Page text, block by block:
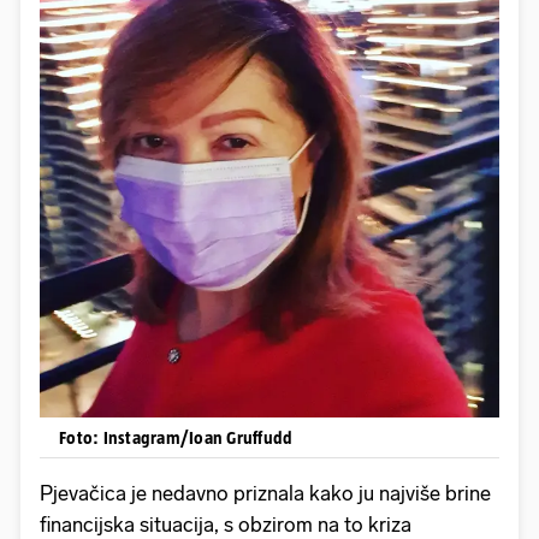
Foto: Instagram/Ioan Gruffudd
Pjevačica je nedavno priznala kako ju najviše brine
financijska situacija, s obzirom na to kriza